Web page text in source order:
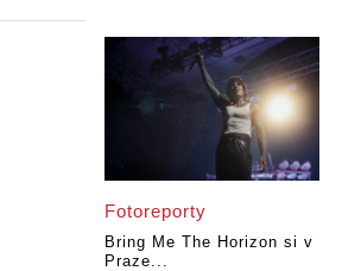
Fotoreporty
Bring Me The Horizon si v
Praze...